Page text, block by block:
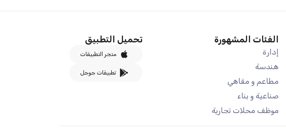
الفئات المشهورة
إدارة
هندسة
مطاعم و مقاهي
صناعية و بناء
موظف محلات تجارية
تحميل التطبيق
متجر التطبيقات
تطبيقات جوجل